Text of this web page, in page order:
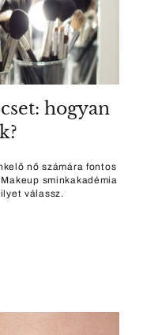
hogyan
nő számára fontos
sminkakadémia
válassz.